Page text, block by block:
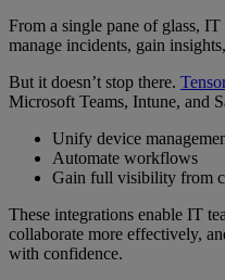
From a single pane of glass, IT
manage incidents, gain
But it doesn’t stop there.
Microsoft Teams, Intune, and
Unify device
Automate workflows
Gain full visibility from
These integrations enable IT
collaborate more effectively,
with confidence.